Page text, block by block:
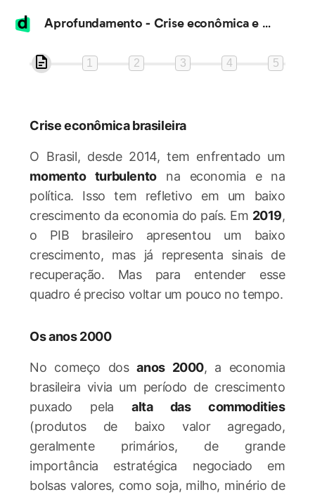
Aprofundamento - Crise econômica e o desemprego no Brasil
1 2 3 4 5
Crise econômica brasileira
O Brasil, desde 2014, tem enfrentado um
momento turbulentona economia e na
política. Isso tem refletivo em um baixo
crescimento da economia do país. Em 2019,
o PIB brasileiro apresentou um baixo
crescimento, mas já representa sinais de
recuperação. Mas para entender esse
quadro é preciso voltar um pouco no tempo.
Os anos 2000
No começo dosanos 2000, a economia
brasileira vivia um período de crescimento
puxado pelaalta das commodities
(produtos de baixo valor agregado,
geralmente primários, de grande
importância estratégica negociado em
bolsas valores, como soja, milho, minério de